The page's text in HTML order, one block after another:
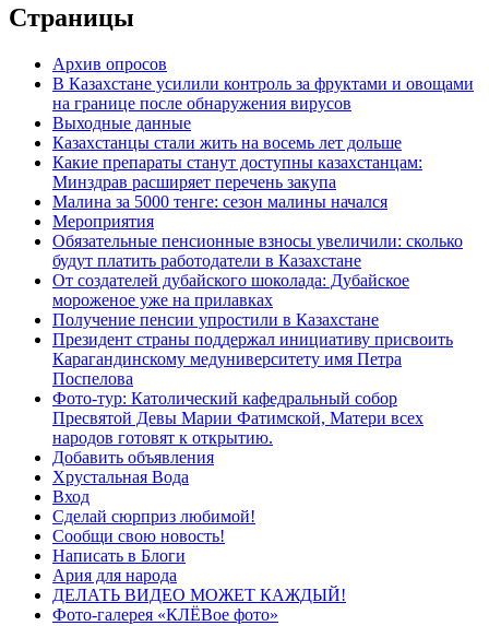
Страницы
Архив опросов
В Казахстане усилили контроль за фруктами и овощами
на границе после обнаружения вирусов
Выходные данные
Казахстанцы стали жить на восемь лет дольше
Какие препараты станут доступны казахстанцам:
Минздрав расширяет перечень закупа
Малина за 5000 тенге: сезон малины начался
Мероприятия
Обязательные пенсионные взносы увеличили: сколько
будут платить работодатели в Казахстане
От создателей дубайского шоколада: Дубайское
мороженое уже на прилавках
Получение пенсии упростили в Казахстане
Президент страны поддержал инициативу присвоить
Карагандинскому медуниверситету имя Петра
Поспелова
Фото-тур: Католический кафедральный собор
Пресвятой Девы Марии Фатимской, Матери всех
народов готовят к открытию.
Добавить объявления
Хрустальная Вода
Вход
Сделай сюрприз любимой!
Сообщи свою новость!
Написать в Блоги
Ария для народа
ДЕЛАТЬ ВИДЕО МОЖЕТ КАЖДЫЙ!
Фото-галерея «КЛЁВое фото»